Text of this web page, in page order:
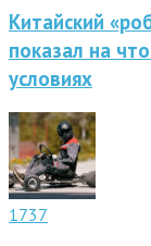
Китайский
показал на
условиях
1737